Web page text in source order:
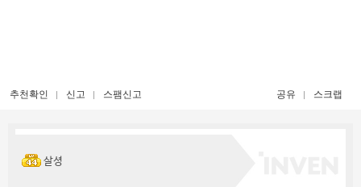
추천확인 신고 스팸신고 공유 스크랩
살셩